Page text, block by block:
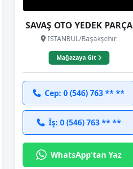
SAVAŞ OTO YEDEK PARÇA
İSTANBUL/Başakşehir
Mağazaya Git
Cep: 0 (546) 763 ** **
İş: 0 (546) 763 ** **
WhatsApp'tan Yaz